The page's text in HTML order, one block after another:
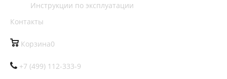
Инструкции по эксплуатации
Контакты
Корзина0
+7 (499) 112-333-9